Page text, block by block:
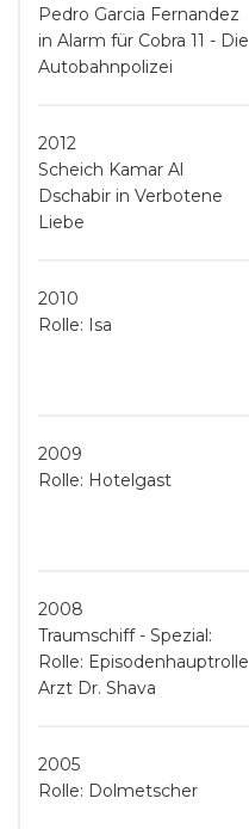
Pedro Garcia Fernandez
in Alarm für Cobra 11 - Die
Autobahnpolizei
2012
Scheich Kamar Al
Dschabir in Verbotene
Liebe
2010
Rolle: Isa
2009
Rolle: Hotelgast
2008
Traumschiff - Spezial:
Rolle: Episodenhauptrolle
Arzt Dr. Shava
2005
Rolle: Dolmetscher